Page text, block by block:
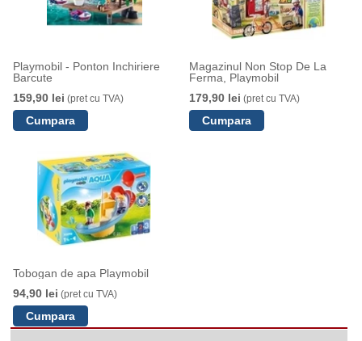
Playmobil - Ponton Inchiriere
Barcute
159,90 lei (pret cu TVA)
Magazinul Non Stop De La
Ferma, Playmobil
179,90 lei (pret cu TVA)
Tobogan de apa Playmobil
94,90 lei (pret cu TVA)